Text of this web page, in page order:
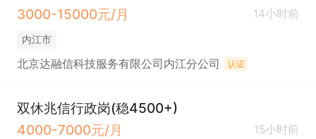
3000-15000元/月
14小时前
内江市
北京达融信科技服务有限公司内江分公司 认证
双休兆信行政岗(稳4500+)
4000-7000元/月
15小时前